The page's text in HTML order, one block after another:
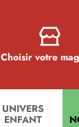
Choisir votre
UNIVERS
ENFANT